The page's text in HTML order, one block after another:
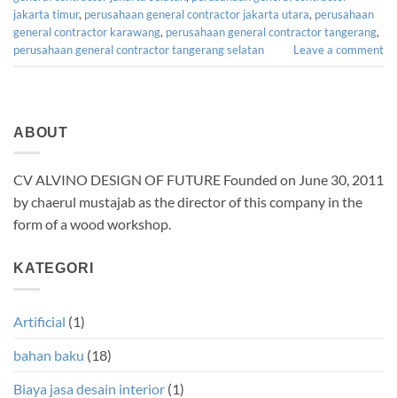
jakarta timur, perusahaan general contractor jakarta utara, perusahaan
general contractor karawang, perusahaan general contractor tangerang,
perusahaan general contractor tangerang selatan
Leave a comment
ABOUT
CV ALVINO DESIGN OF FUTURE Founded on June 30, 2011
by chaerul mustajab as the director of this company in the
form of a wood workshop.
KATEGORI
Artificial (1)
bahan baku (18)
Biaya jasa desain interior (1)